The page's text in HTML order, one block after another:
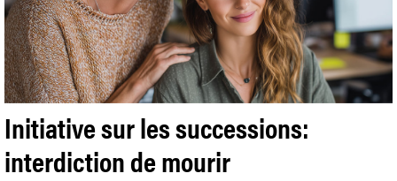
Initiative sur les successions:
interdiction de mourir